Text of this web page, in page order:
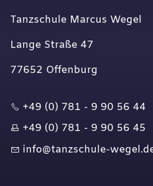
Tanzschule Marcus Wegel
Lange Straße 47
77652 Offenburg
+49 (0) 781 - 9 90 56 44
+49 (0) 781 - 9 90 56 45
nf
t nzsch l -w g l d